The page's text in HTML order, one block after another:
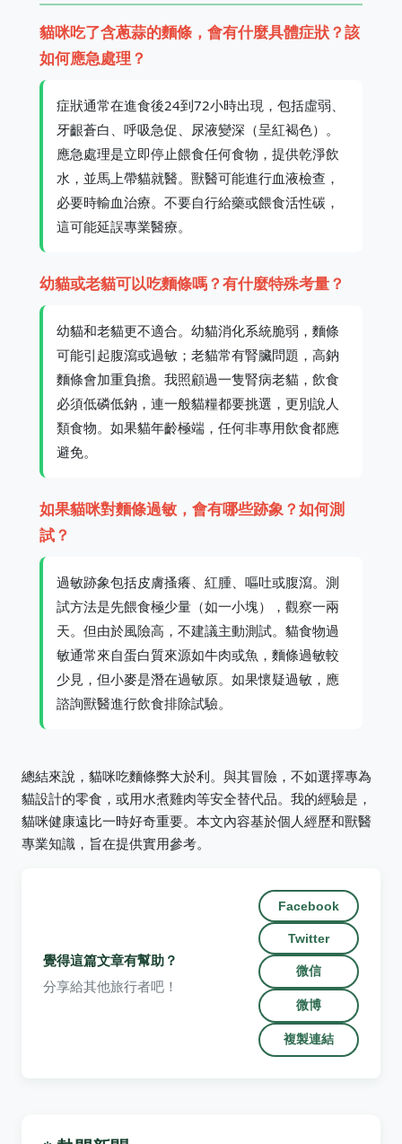
貓咪吃了含蔥蒜的麵條，會有什麼具體症狀？該
如何應急處理？
症狀通常在進食後24到72小時出現，包括虛弱、
牙齦蒼白、呼吸急促、尿液變深（呈紅褐色）。
應急處理是立即停止餵食任何食物，提供乾淨飲
水，並馬上帶貓就醫。獸醫可能進行血液檢查，
必要時輸血治療。不要自行給藥或餵食活性碳，
這可能延誤專業醫療。
幼貓或老貓可以吃麵條嗎？有什麼特殊考量？
幼貓和老貓更不適合。幼貓消化系統脆弱，麵條
可能引起腹瀉或過敏；老貓常有腎臟問題，高鈉
麵條會加重負擔。我照顧過一隻腎病老貓，飲食
必須低磷低鈉，連一般貓糧都要挑選，更別說人
類食物。如果貓年齡極端，任何非專用飲食都應
避免。
如果貓咪對麵條過敏，會有哪些跡象？如何測
試？
過敏跡象包括皮膚搔癢、紅腫、嘔吐或腹瀉。測
試方法是先餵食極少量（如一小塊），觀察一兩
天。但由於風險高，不建議主動測試。貓食物過
敏通常來自蛋白質來源如牛肉或魚，麵條過敏較
少見，但小麥是潛在過敏原。如果懷疑過敏，應
諮詢獸醫進行飲食排除試驗。
總結來說，貓咪吃麵條弊大於利。與其冒險，不如選擇專為
貓設計的零食，或用水煮雞肉等安全替代品。我的經驗是，
貓咪健康遠比一時好奇重要。本文內容基於個人經歷和獸醫
專業知識，旨在提供實用參考。
覺得這篇文章有幫助？
分享給其他旅行者吧！
Facebook
Twitter
微信
微博
複製連結